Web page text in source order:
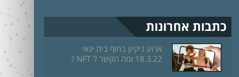
כתבות אחרונות
ארוע ניקיון בחוף בית ינאי
18.3.22 ומה הקשר ל NFT ?